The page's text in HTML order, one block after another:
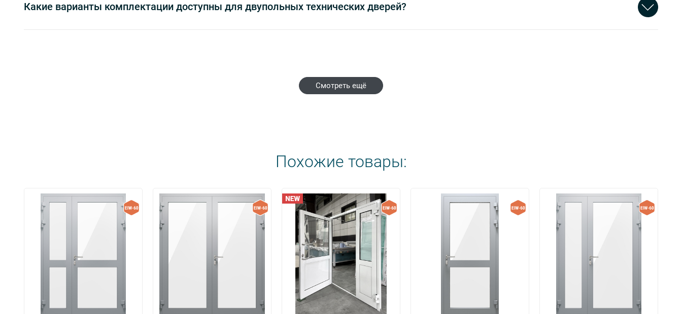
Какие варианты комплектации доступны для двупольных технических дверей?
Смотреть ещё
Похожие товары: